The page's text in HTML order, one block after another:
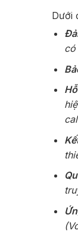
Dưới
có